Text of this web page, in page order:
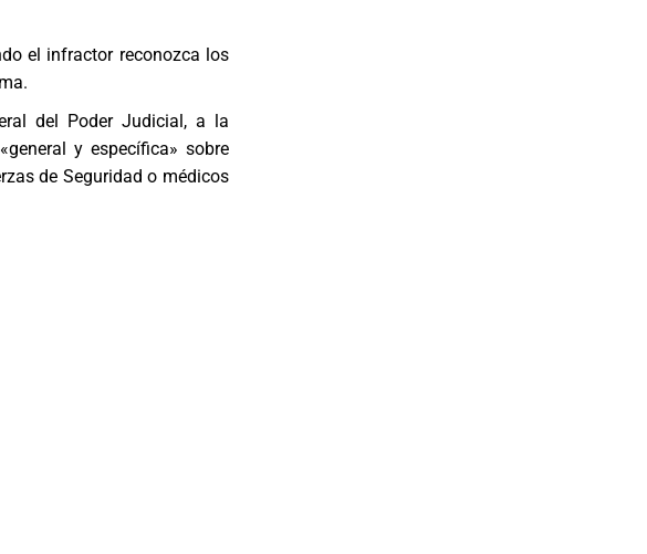
el infractor reconozca los
del Poder Judicial, a la
y específica» sobre
de Seguridad o médicos